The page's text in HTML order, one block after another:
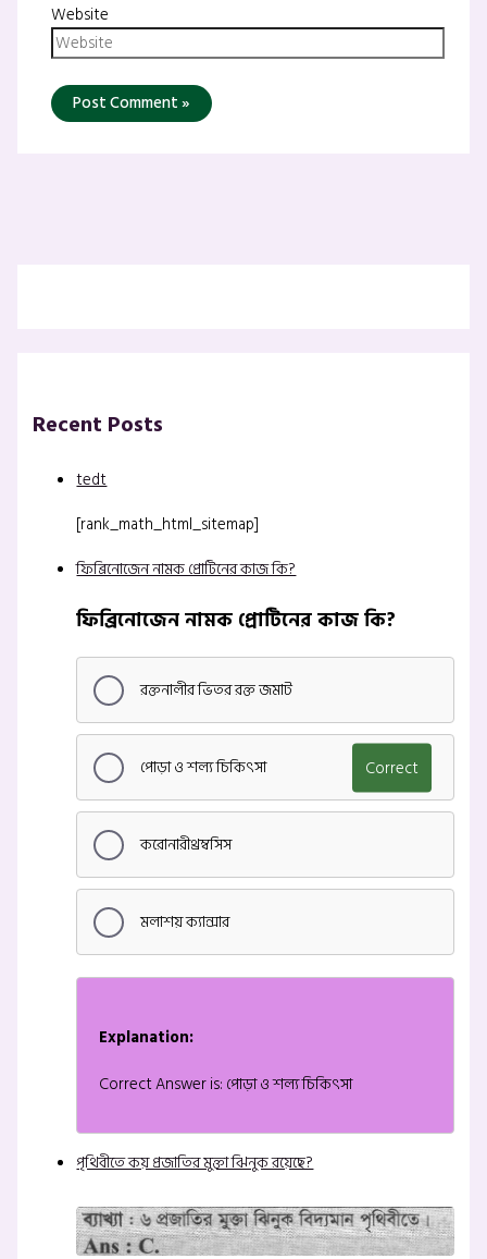
Website
Recent Posts
tedt
[rank_math_html_sitemap]
ফিব্রিনোজেন নামক প্রোটিনের কাজ কি?
ফিব্রিনোজেন নামক প্রোটিনের কাজ কি?
রক্তনালীর ভিতর রক্ত জমাট
পোড়া ও শল্য চিকিৎসা Correct
করোনারীথ্রম্বসিস
মলাশয় ক্যান্সার
Explanation:
Correct Answer is: পোড়া ও শল্য চিকিৎসা
পৃথিবীতে কয় প্রজাতির মুক্তা ঝিনুক রয়েছে?